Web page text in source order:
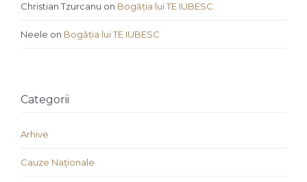
Christian Tzurcanu on Bogăția lui TE IUBESC
Neele on Bogăția lui TE IUBESC
Categorii
Arhive
Cauze Naţionale